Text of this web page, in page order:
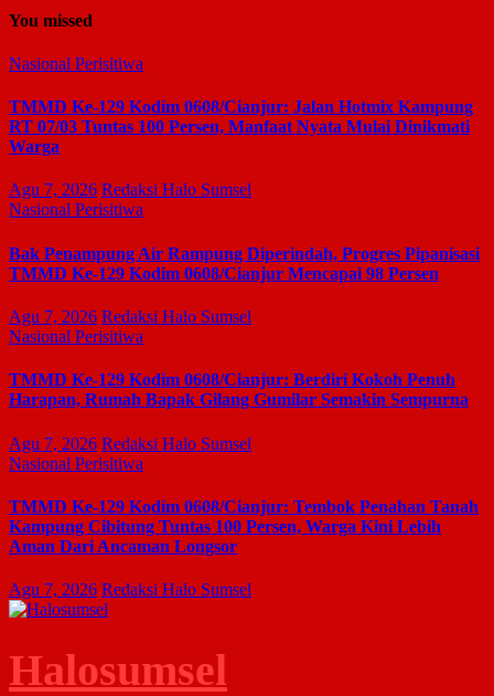
You missed
Nasional Perisitiwa
TMMD Ke-129 Kodim 0608/Cianjur: Jalan Hotmix Kampung
RT 07/03 Tuntas 100 Persen, Manfaat Nyata Mulai Dinikmati
Warga
Agu 7, 2026 Redaksi Halo Sumsel
Nasional Perisitiwa
Bak Penampung Air Rampung Diperindah, Progres Pipanisasi
TMMD Ke-129 Kodim 0608/Cianjur Mencapai 98 Persen
Agu 7, 2026 Redaksi Halo Sumsel
Nasional Perisitiwa
TMMD Ke-129 Kodim 0608/Cianjur: Berdiri Kokoh Penuh
Harapan, Rumah Bapak Gilang Gumilar Semakin Sempurna
Agu 7, 2026 Redaksi Halo Sumsel
Nasional Perisitiwa
TMMD Ke-129 Kodim 0608/Cianjur: Tembok Penahan Tanah
Kampung Cibitung Tuntas 100 Persen, Warga Kini Lebih
Aman Dari Ancaman Longsor
Agu 7, 2026 Redaksi Halo Sumsel
Halosumsel